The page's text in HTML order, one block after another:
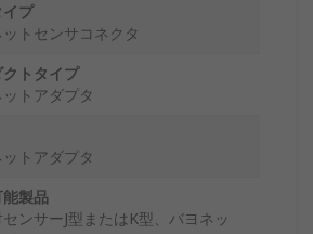
プ
トセンサコネクタ
トタイプ
トアダプタ
トアダプタ
製品
ンサーJ型またはK型、バヨネッ